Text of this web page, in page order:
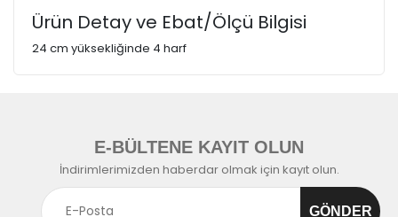
Ürün Detay ve Ebat/Ölçü Bilgisi
24 cm yüksekliğinde 4 harf
E-BÜLTENE KAYIT OLUN
İndirimlerimizden haberdar olmak için kayıt olun.